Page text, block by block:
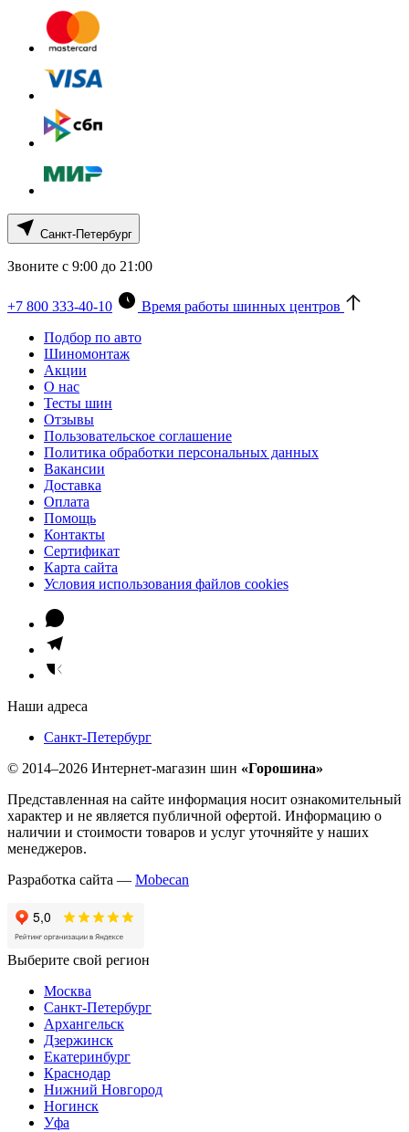
Санкт-Петербург
Звоните с 9:00 до 21:00
+7 800 333-40-10
Время работы шинных центров
Подбор по авто
Шиномонтаж
Акции
О нас
Тесты шин
Отзывы
Пользовательское соглашение
Политика обработки персональных данных
Вакансии
Доставка
Оплата
Помощь
Контакты
Сертификат
Карта сайта
Условия использования файлов cookies
Наши адреса
Санкт-Петербург
© 2014–2026 Интернет-магазин шин «Горошина»
Представленная на сайте информация носит ознакомительный
характер и не является публичной офертой. Информацию о
наличии и стоимости товаров и услуг уточняйте у наших
менеджеров.
Разработка сайта — Mobecan
Выберите свой регион
Москва
Санкт-Петербург
Архангельск
Дзержинск
Екатеринбург
Краснодар
Нижний Новгород
Ногинск
Уфа